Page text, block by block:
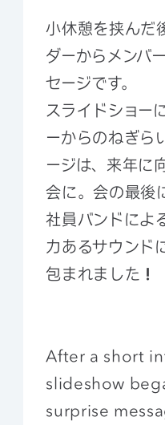
小休憩を挟んだ
ダーからメンバ
セージです。
スライドショー
ーからのねぎら
ージは、来年に
会に。会の最後
社員バンドによ
力あるサウンド
包まれました ！
After a short
slideshow
surprise